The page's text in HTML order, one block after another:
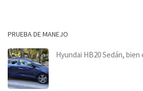
PRUEBA DE MANEJO
Hyundai HB20 Sedán,